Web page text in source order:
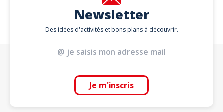
Newsletter
Des idées d'activités et bons plans à découvrir.
Je m'inscris